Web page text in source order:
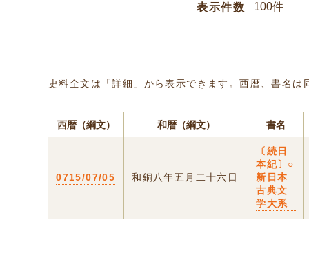
表示件数
史料全文は「詳細」から表示できます。西暦、書名
西暦（綱文） 和暦（綱文） 書名
0715/07/05 和銅八年五月二十六日
〔続日
本紀〕○
新日本
古典文
学大系